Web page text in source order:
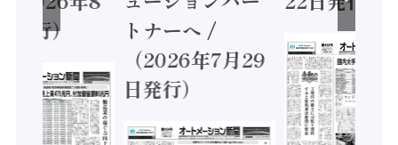
発行）
トナーへ /
（2026年7月29
日発行）